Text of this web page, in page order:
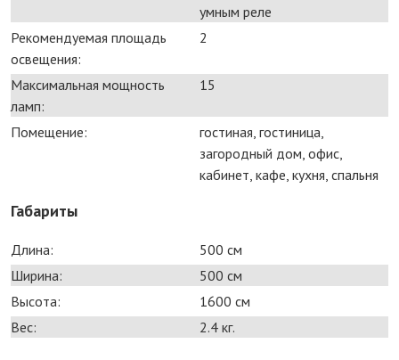
умным реле
Рекомендуемая площадь
освещения:
2
Максимальная мощность
ламп:
15
Помещение:
гостиная, гостиница,
загородный дом, офис,
кабинет, кафе, кухня, спальня
Габариты
Длина:
500 см
Ширина:
500 см
Высота:
1600 см
Вес:
2.4 кг.